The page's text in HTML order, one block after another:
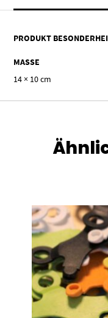
PRODUKT
MASSE
14 × 10 cm